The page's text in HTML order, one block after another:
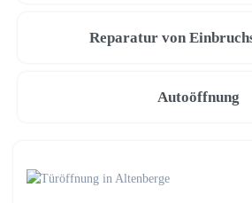
Reparatur von
Autoöffnung